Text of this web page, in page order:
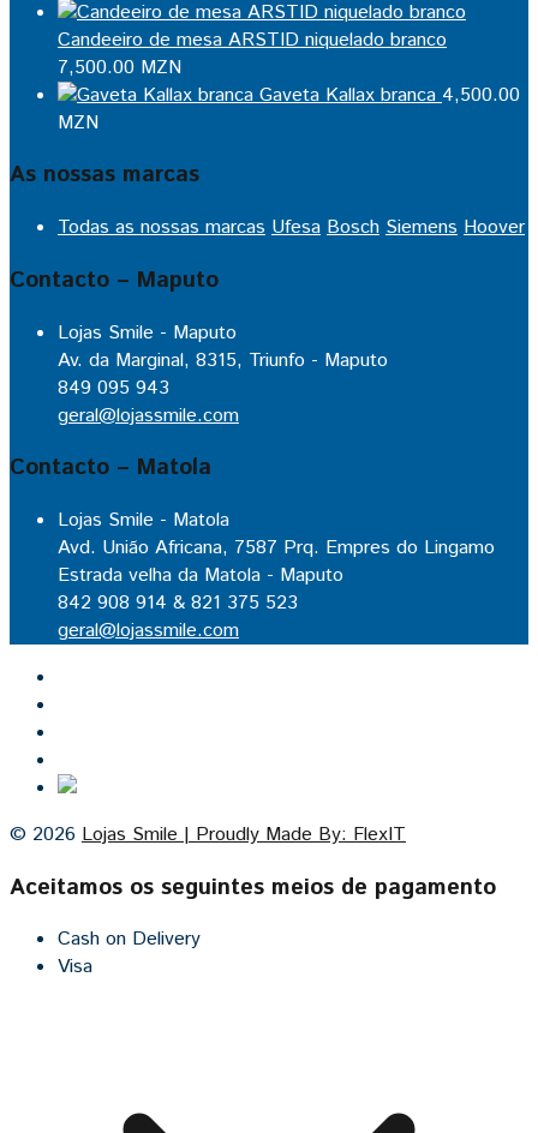
Candeeiro de mesa ARSTID niquelado branco
7,500.00 MZN
Gaveta Kallax branca 4,500.00
MZN
As nossas marcas
Todas as nossas marcas Ufesa Bosch Siemens Hoover
Contacto – Maputo
Lojas Smile - Maputo
Av. da Marginal, 8315, Triunfo - Maputo
849 095 943
geral@lojassmile.com
Contacto – Matola
Lojas Smile - Matola
Avd. União Africana, 7587 Prq. Empres do Lingamo
Estrada velha da Matola - Maputo
842 908 914 & 821 375 523
geral@lojassmile.com
© 2026 Lojas Smile | Proudly Made By: FlexIT
Aceitamos os seguintes meios de pagamento
Cash on Delivery
Visa